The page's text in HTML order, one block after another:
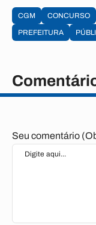
CGM CONCURSO
PREFEITURA
Seu comentário